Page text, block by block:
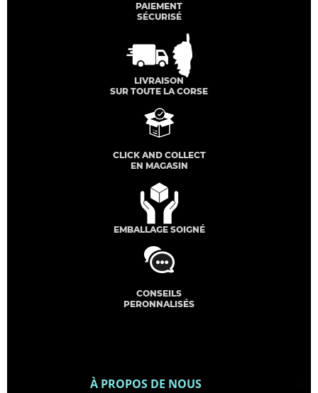
PAIEMENT
SÉCURISÉ
LIVRAISON
SUR TOUTE LA CORSE
CLICK AND COLLECT
EN MAGASIN
EMBALLAGE SOIGNÉ
CONSEILS
PERONNALISÉS
À PROPOS DE NOUS